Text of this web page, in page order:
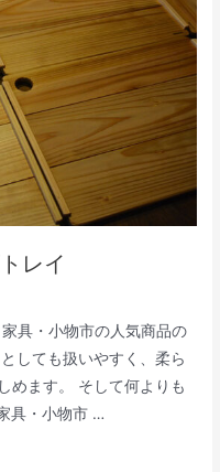
レイ
具・小物市の人気商品の
しても扱いやすく、柔ら
めます。 そして何よりも
具・小物市 …